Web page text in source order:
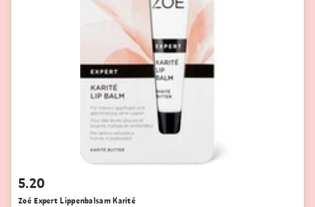
5.20
Zoé Expert Lippenbalsam Karité